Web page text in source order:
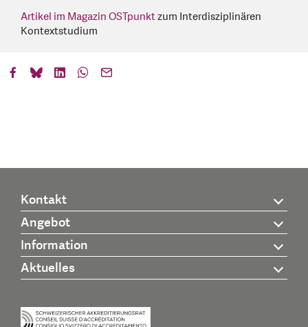
Artikel im Magazin OSTpunktzum Interdisziplinären
Kontextstudium
Kontakt
Angebot
Information
Aktuelles